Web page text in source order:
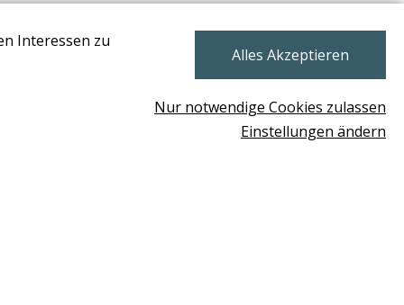
Interessen zu
Alles Akzeptieren
Nur notwendige Cookies zulassen
Einstellungen ändern